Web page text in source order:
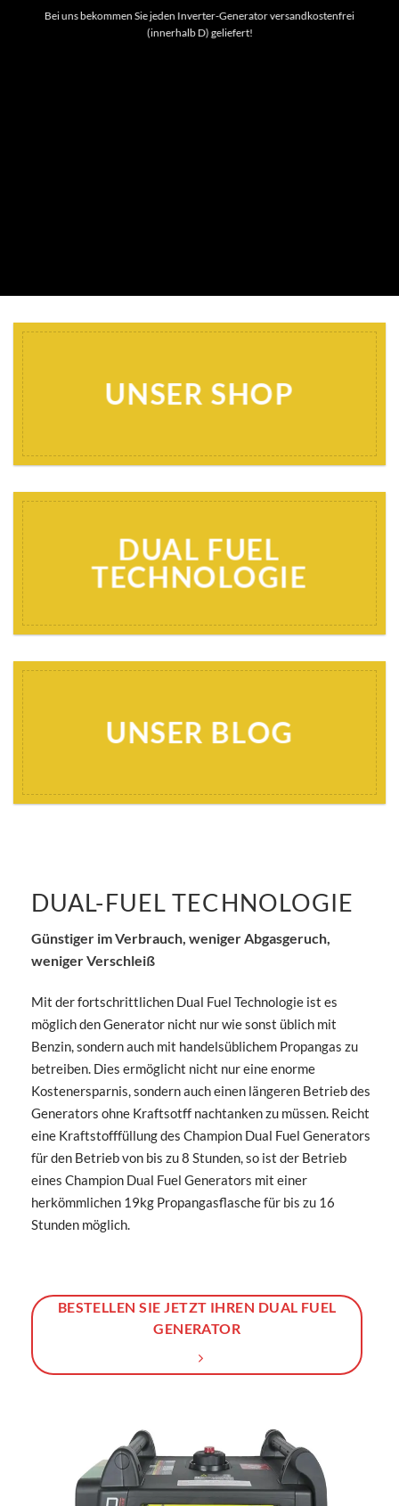
Bei uns bekommen Sie jeden Inverter-Generator versandkostenfrei
(innerhalb D) geliefert!
UNSER SHOP
DUAL FUEL
TECHNOLOGIE
UNSER BLOG
DUAL-FUEL TECHNOLOGIE
Günstiger im Verbrauch, weniger Abgasgeruch,
weniger Verschleiß
Mit der fortschrittlichen Dual Fuel Technologie ist es
möglich den Generator nicht nur wie sonst üblich mit
Benzin, sondern auch mit handelsüblichem Propangas zu
betreiben. Dies ermöglicht nicht nur eine enorme
Kostenersparnis, sondern auch einen längeren Betrieb des
Generators ohne Kraftsotff nachtanken zu müssen. Reicht
eine Kraftstofffüllung des Champion Dual Fuel Generators
für den Betrieb von bis zu 8 Stunden, so ist der Betrieb
eines Champion Dual Fuel Generators mit einer
herkömmlichen 19kg Propangasflasche für bis zu 16
Stunden möglich.
BESTELLEN SIE JETZT IHREN DUAL FUEL
GENERATOR